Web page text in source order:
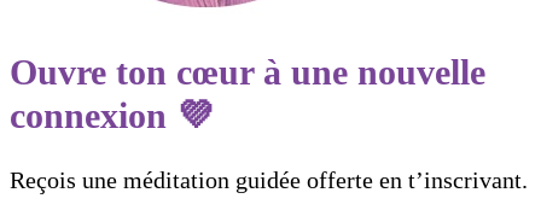
Ouvre ton cœur à une nouvelle
connexion 💜
Reçois une méditation guidée offerte en t’inscrivant.